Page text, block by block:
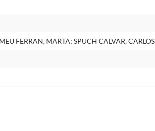
FERRAN, MARTA; SPUCH CALVAR, CARLOS